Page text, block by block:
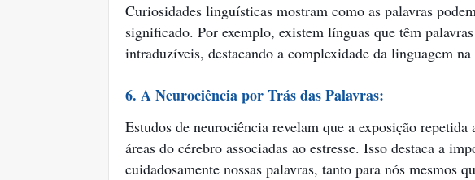
Curiosidades linguísticas mostram como as palavras
significado. Por exemplo, existem línguas que têm
intraduzíveis, destacando a complexidade da linguagem na
6. A Neurociência por Trás das Palavras:
Estudos de neurociência revelam que a exposição
áreas do cérebro associadas ao estresse. Isso destaca a
cuidadosamente nossas palavras, tanto para nós mesmos